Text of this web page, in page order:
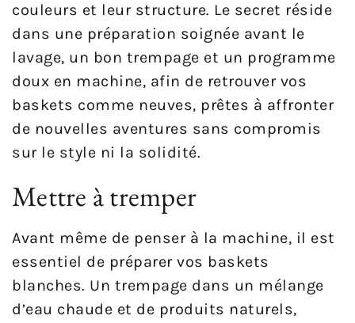
couleurs et leur structure. Le secret réside
dans une préparation soignée avant le
lavage, un bon trempage et un programme
doux en machine, afin de retrouver vos
baskets comme neuves, prêtes à affronter
de nouvelles aventures sans compromis
sur le style ni la solidité.
Mettre à tremper
Avant même de penser à la machine, il est
essentiel de préparer vos baskets
blanches. Un trempage dans un mélange
d’eau chaude et de produits naturels,